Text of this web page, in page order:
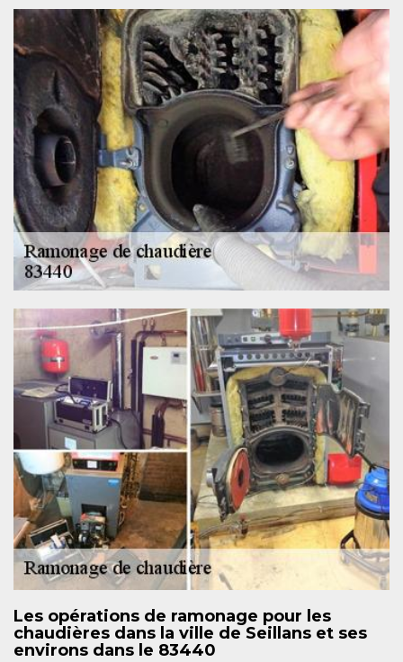
Les opérations de ramonage pour les
chaudières dans la ville de Seillans et ses
environs dans le 83440